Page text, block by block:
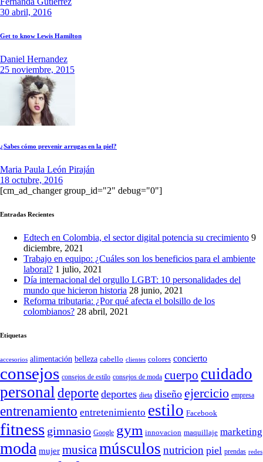
30 abril, 2016
Get to know Lewis Hamilton
Daniel Hernandez
25 noviembre, 2015
¿Sabes cómo prevenir arrugas en la piel?
Maria Paula León Piraján
18 octubre, 2016
[cm_ad_changer group_id="2" debug="0"]
Entradas Recientes
Edtech en Colombia, el sector digital potencia su crecimiento 9
diciembre, 2021
Trabajo en equipo: ¿Cuáles son los beneficios para el ambiente
laboral? 1 julio, 2021
Día internacional del orgullo LGBT: 10 personalidades del
mundo que hicieron historia 28 junio, 2021
Reforma tributaria: ¿Por qué afecta el bolsillo de los
colombianos? 28 abril, 2021
Etiquetas
accesorios alimentación belleza cabello clientes colores concierto
consejos consejos de estilo consejos de moda cuerpo cuidado
personal deporte deportes dieta diseño ejercicio empresa
entrenamiento entretenimiento estilo Facebook
fitness gimnasio Google gym innovacion maquillaje marketing
moda mujer musicamúsculos nutricion piel prendas redes